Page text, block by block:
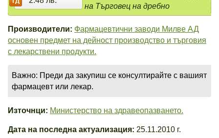
на Търговец на дребно
Производители: Фармацевтични заводи Милве АД
основен предмет на дейност производство и търговия
с лекарствени продукти.
Важно: Преди да закупиш се консултирайте с вашият
фармацевт или лекар.
Източнци: Министерство на здравеопазването.
Дата на последна актуализация: 25.11.2010 г.